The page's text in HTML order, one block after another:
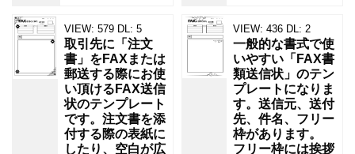
VIEW: 579 DL: 5
取引先に「注文
書」をFAXまたは
郵送する際にお使
い頂けるFAX送信
状のテンプレート
です。注文書を添
付する際の表紙に
したり、空白が広
VIEW: 436 DL: 2
一般的な書式で使
いやすい「FAX書
類送信状」のテン
プレートになりま
す。送信元、送付
先、件名、フリー
枠があります。
フリー枠には挨拶